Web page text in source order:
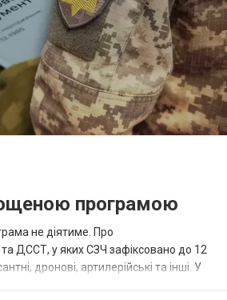
програмою
не діятиме. Про
ДССТ, у яких СЗЧ зафіксовано до 12
дронові, артилерійські та інші. У